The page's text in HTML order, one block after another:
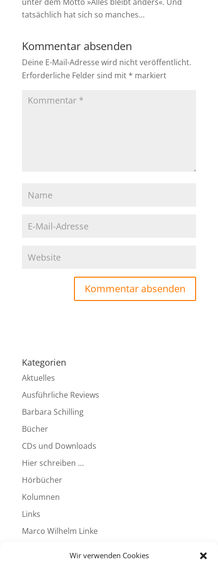
Wir verwenden Cookies
tatsächlich hat sich so manches…
Kommentar absenden
Deine E-Mail-Adresse wird nicht veröffentlicht.
Erforderliche Felder sind mit * markiert
Kategorien
Aktuelles
Ausführliche Reviews
Barbara Schilling
Bücher
CDs und Downloads
Hier schreiben …
Hörbücher
Kolumnen
Links
Marco Wilhelm Linke